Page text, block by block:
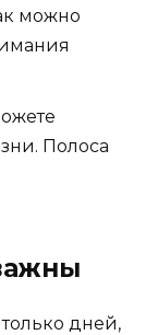
можно
Полоса
дней,